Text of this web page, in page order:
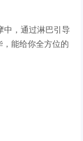
中，通过淋巴引导
能给你全方位的